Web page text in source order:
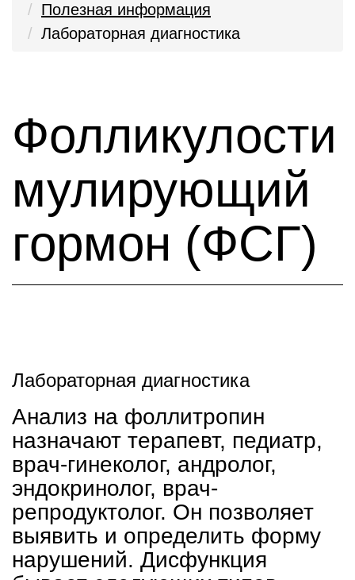
Полезная информация
Лабораторная диагностика
Фолликулости
мулирующий
гормон (ФСГ)
Лабораторная диагностика
Анализ на фоллитропин
назначают терапевт, педиатр,
врач-гинеколог, андролог,
эндокринолог, врач-
репродуктолог. Он позволяет
выявить и определить форму
нарушений. Дисфункция